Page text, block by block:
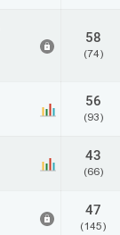
58
(74)
56
(93)
43
(66)
47
(145)